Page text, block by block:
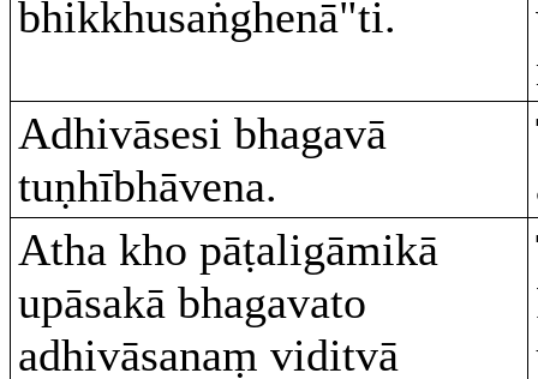
bhikkhusaṅghenā"ti.
Adhivāsesi bhagavā
tuṇhībhāvena.
Atha kho pāṭaligāmikā
upāsakā bhagavato
adhivāsanaṃ viditvā